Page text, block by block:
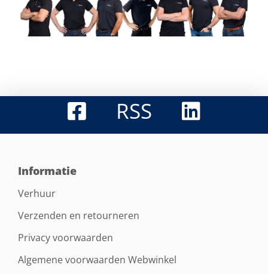
RSS
Informatie
Verhuur
Verzenden en retourneren
Privacy voorwaarden
Algemene voorwaarden Webwinkel